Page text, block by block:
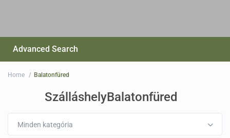
Advanced Search
Home Balatonfüred
SzálláshelyBalatonfüred
Minden kategória